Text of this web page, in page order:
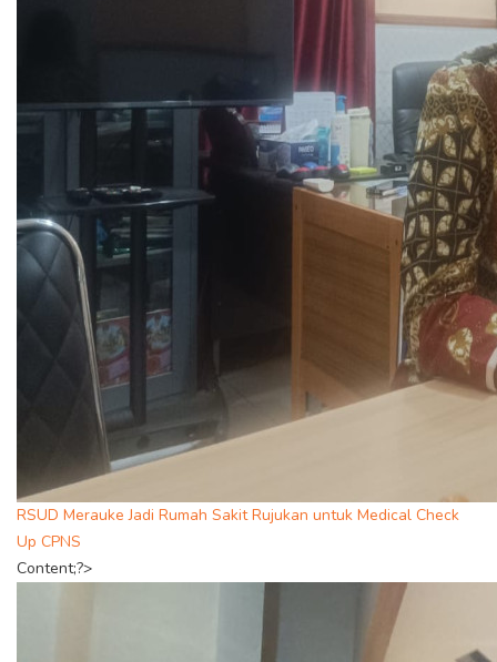
RSUD Merauke Jadi Rumah Sakit Rujukan untuk Medical Check
Up CPNS
Content;?>